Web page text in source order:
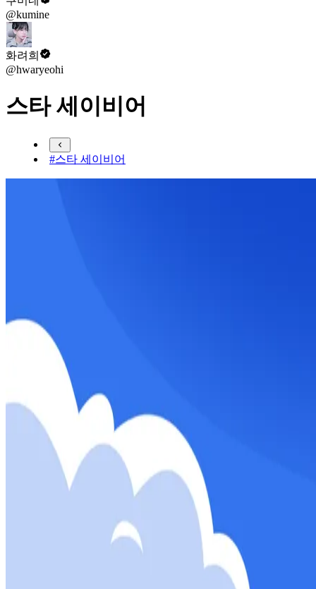
@kumine
화려희
@hwaryeohi
스타 세이비어
#스타 세이비어